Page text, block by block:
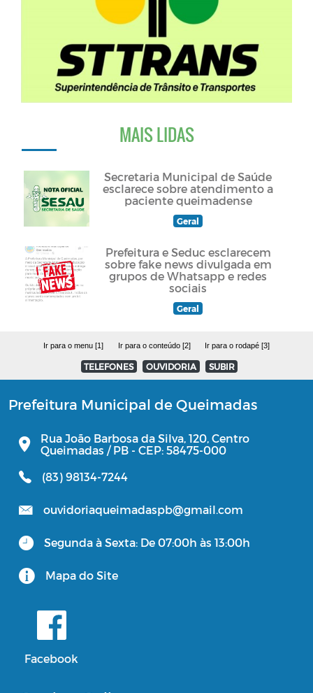
MAIS LIDAS
Secretaria Municipal de Saúde
esclarece sobre atendimento a
paciente queimadense
Geral
Prefeitura e Seduc esclarecem
sobre fake news divulgada em
grupos de Whatsapp e redes
sociais
Geral
Ir para o menu [1] Ir para o conteúdo [2] Ir para o rodapé [3]
TELEFONES OUVIDORIA SUBIR
Prefeitura Municipal de Queimadas
Rua João Barbosa da Silva, 120, Centro
Queimadas / PB - CEP: 58475-000
(83) 98134-7244
ouvidoriaqueimadaspb@gmail.com
Segunda à Sexta: De 07:00h às 13:00h
Mapa do Site
Facebook